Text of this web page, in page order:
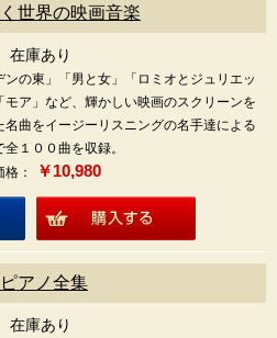
世界の映画音楽
在庫あり
ンの東」「男と女」「ロミオとジュリエッ
モア」など、輝かしい映画のスクリーンを
名曲をイージーリスニングの名手達による
全１００曲を収録。
：
￥10,980
アノ全集
在庫あり